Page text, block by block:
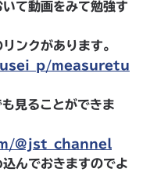
て動画をみて勉強す
ンクがあります。
measuretu
ることができま
@jst_channel
んでおきますのでよ